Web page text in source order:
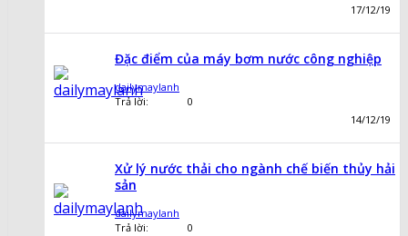
17/12/19
Đặc điểm của máy bơm nước công nghiệp
dailymaylanh
Trả lời:
0
14/12/19
Xử lý nước thải cho ngành chế biến thủy hải
sản
dailymaylanh
Trả lời:
0